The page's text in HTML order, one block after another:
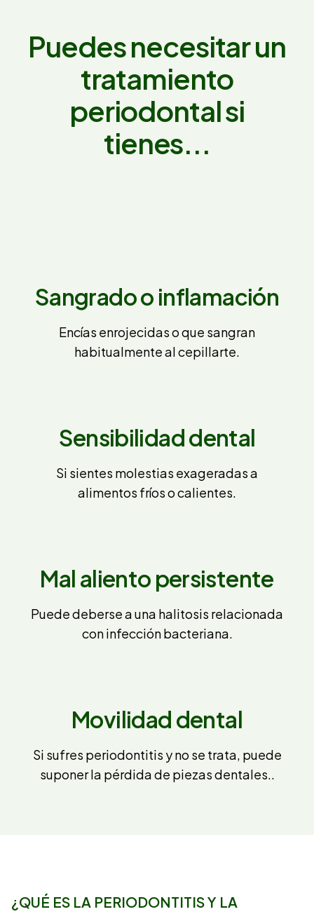
Puedes necesitar un
tratamiento
periodontal si
tienes...
Sangrado o inflamación
Encías enrojecidas o que sangran
habitualmente al cepillarte.
Sensibilidad dental
Si sientes molestias exageradas a
alimentos fríos o calientes.
Mal aliento persistente
Puede deberse a una halitosis relacionada
con infección bacteriana.
Movilidad dental
Si sufres periodontitis y no se trata, puede
suponer la pérdida de piezas dentales..
¿QUÉ ES LA PERIODONTITIS Y LA